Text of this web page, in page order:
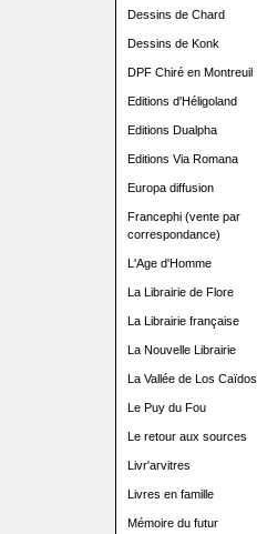
Dessins de Chard
Dessins de Konk
DPF Chiré en Montreuil
Editions d'Héligoland
Editions Dualpha
Editions Via Romana
Europa diffusion
Francephi (vente par
correspondance)
L'Age d'Homme
La Librairie de Flore
La Librairie française
La Nouvelle Librairie
La Vallée de Los Caïdos
Le Puy du Fou
Le retour aux sources
Livr'arvitres
Livres en famille
Mémoire du futur